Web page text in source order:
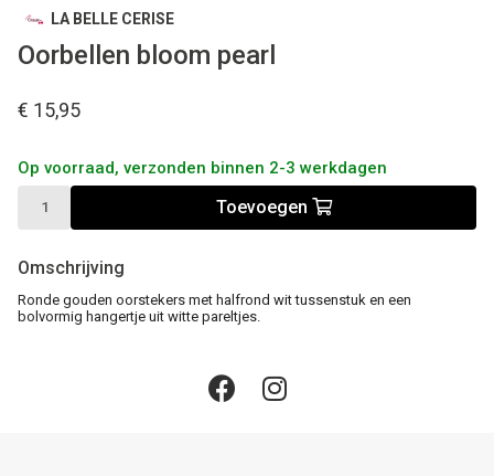
LA BELLE CERISE
Oorbellen bloom pearl
€ 15,95
Op voorraad, verzonden binnen 2-3 werkdagen
Toevoegen
Omschrijving
Ronde gouden oorstekers met halfrond wit tussenstuk en een
bolvormig hangertje uit witte pareltjes.